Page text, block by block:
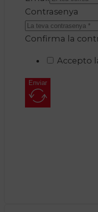
Contrasenya
Confirma la
Accepto
Enviar